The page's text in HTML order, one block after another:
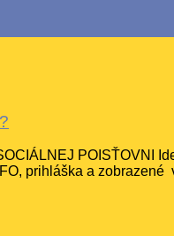
prihláška a